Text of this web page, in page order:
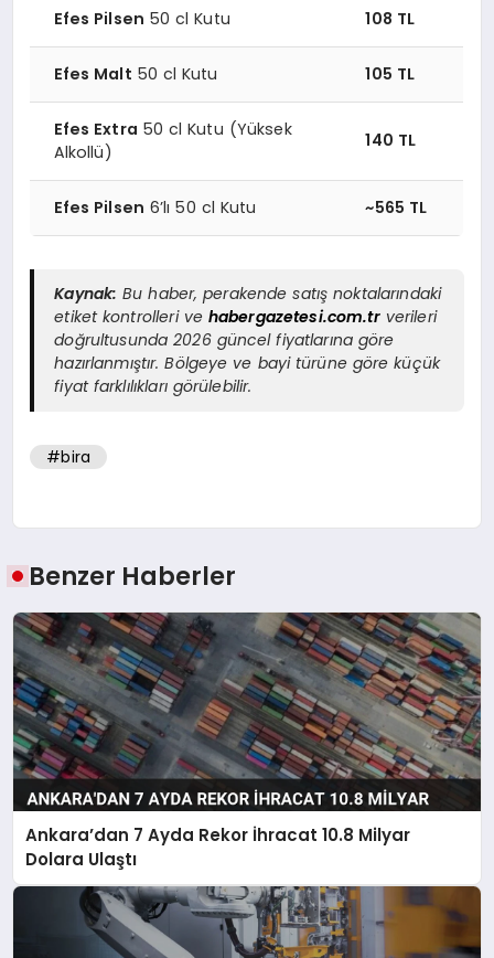
Efes Pilsen 50 cl Kutu 108 TL
Efes Malt 50 cl Kutu 105 TL
Efes Extra 50 cl Kutu (Yüksek
Alkollü)
140 TL
Efes Pilsen 6’lı 50 cl Kutu ~565 TL
Kaynak: Bu haber, perakende satış noktalarındaki
etiket kontrolleri ve habergazetesi.com.tr verileri
doğrultusunda 2026 güncel fiyatlarına göre
hazırlanmıştır. Bölgeye ve bayi türüne göre küçük
fiyat farklılıkları görülebilir.
#bira
Benzer Haberler
Ankara’dan 7 Ayda Rekor İhracat 10.8 Milyar
Dolara Ulaştı